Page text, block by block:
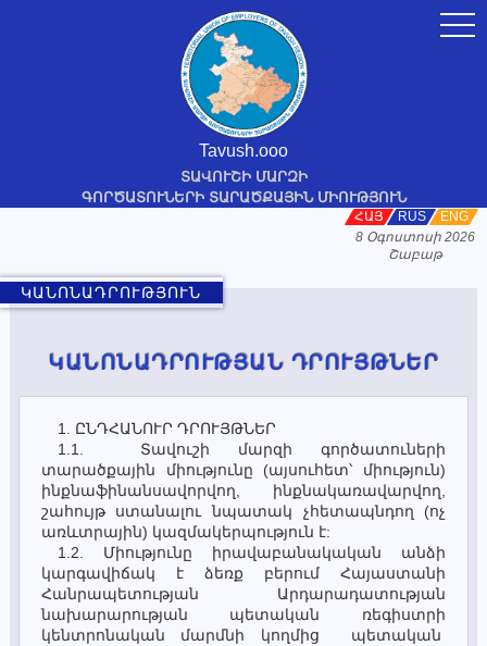
Tavush.ooo
ՏԱՎՈՒՇԻ ՄԱՐԶԻ
ԳՈՐԾԱՏՈՒՆԵՐԻ ՏԱՐԱԾՔԱՅԻՆ ՄԻՈՒԹՅՈՒՆ
ENG
RUS
ՀԱՅ
8 Օգոստոսի 2026
Շաբաթ
ԿԱՆՈՆԱԴՐՈՒԹՅՈՒՆ
ԿԱՆՈՆԱԴՐՈՒԹՅԱՆ ԴՐՈՒՅԹՆԵՐ
1. ԸՆԴՀԱՆՈՒՐ ԴՐՈՒՅԹՆԵՐ
1.1. Տավուշի մարզի գործատուների
տարածքային միությունը (այսուհետ՝ միություն)
ինքնաֆինանսավորվող, ինքնակառավարվող,
շահույթ ստանալու նպատակ չհետապնդող (ոչ
առևտրային) կազմակերպություն է:
1.2. Միությունը իրավաբանակական անձի
կարգավիճակ է ձեռք բերում Հայաստանի
Հանրապետության Արդարադատության
նախարարության պետական ռեգիստրի
կենտրոնական մարմնի կողմից պետական